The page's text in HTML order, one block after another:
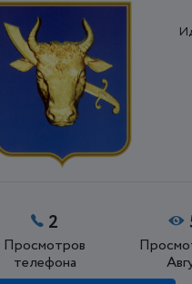
2
Просмотров
телефона